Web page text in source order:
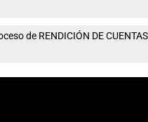
de RENDICIÓN DE